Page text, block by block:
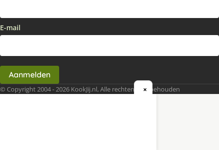
E-mail
Aanmelden
© Copyright 2004 - 2026 KookJij.nl, Alle rechten voorbehouden
×